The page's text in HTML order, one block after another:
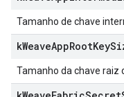
Tamanho de chave
kWeaveAppRootKey
Tamanho da chave raiz